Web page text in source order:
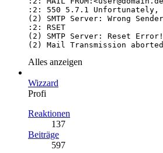
(2) Mail Transmission aborted
Alles anzeigen
Wizzard
Profi
Reaktionen
137
Beiträge
597